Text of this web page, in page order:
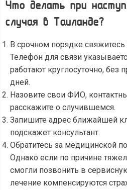
Что делать при
случая в Таиланде?
В срочном порядке
Телефон для связи
работают круглосуточно,
дней.
Назовите свои ФИО,
расскажите о случившемся.
Запишите адрес ближайшей
подскажет консультант.
Обратитесь за медицинской
Однако если по причине
смогли позвонить в
лечение компенсируются